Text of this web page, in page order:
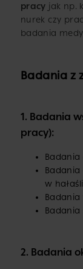
pracy jak np.
nurek czy
badania
Badania z
1. Badania
pracy):
w
Badania
Badania
2. Badania